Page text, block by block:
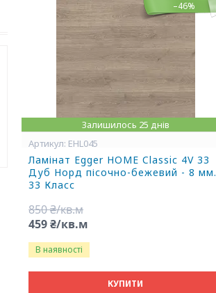
–46%
Залишилось 25 днів
EHL045
Ламінат Egger HOME Classic 4V 33
Дуб Норд пісочно-бежевий - 8 мм.
33 Класс
850 ₴/кв.м
459 ₴/кв.м
В наявності
КУПИТИ